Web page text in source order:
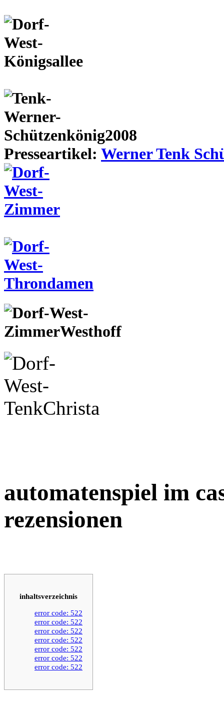
Presseartikel: Werner Tenk
automatenspiel im
rezensionen
inhaltsverzeichnis
error code: 522
error code: 522
error code: 522
error code: 522
error code: 522
error code: 522
error code: 522